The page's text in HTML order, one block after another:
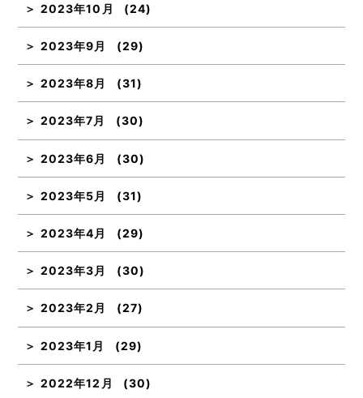
2023年10月 (24)
2023年9月 (29)
2023年8月 (31)
2023年7月 (30)
2023年6月 (30)
2023年5月 (31)
2023年4月 (29)
2023年3月 (30)
2023年2月 (27)
2023年1月 (29)
2022年12月 (30)